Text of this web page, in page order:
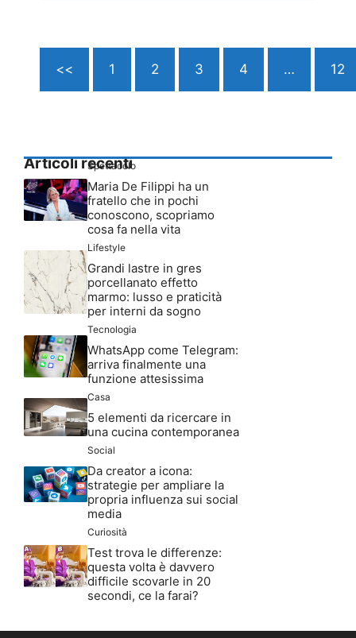
<< 1 2 3 4 … 12
Articoli recenti
Spettacolo
Maria De Filippi ha un
fratello che in pochi
conoscono, scopriamo
cosa fa nella vita
Lifestyle
Grandi lastre in gres
porcellanato effetto
marmo: lusso e praticità
per interni da sogno
Tecnologia
WhatsApp come Telegram:
arriva finalmente una
funzione attesissima
Casa
5 elementi da ricercare in
una cucina contemporanea
Social
Da creator a icona:
strategie per ampliare la
propria influenza sui social
media
Curiosità
Test trova le differenze:
questa volta è davvero
difficile scovarle in 20
secondi, ce la farai?